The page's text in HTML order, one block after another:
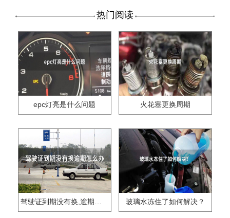
热门阅读
epc灯亮是什么问题 火花塞更换周期
驾驶证到期没有换,逾期怎么办?? 玻璃水冻住了如何解决？